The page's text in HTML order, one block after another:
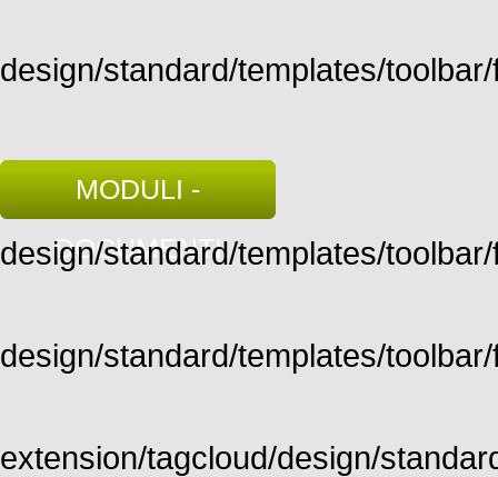
design/standard/templates/
MODULI -
DOCUMENTI
design/standard/templates/
design/standard/templates/
extension/tagcloud/design/